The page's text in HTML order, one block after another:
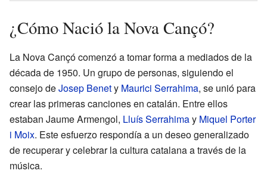
¿Cómo Nació la Nova Cançó?
La Nova Cançó comenzó a tomar forma a mediados de la
década de 1950. Un grupo de personas, siguiendo el
consejo deJosep Benety Maurici Serrahima, se unió para
crear las primeras canciones en catalán. Entre ellos
estaban Jaume Armengol, Lluís Serrahimay Miquel Porter
i Moix. Este esfuerzo respondía a un deseo generalizado
de recuperar y celebrar la cultura catalana a través de la
música.